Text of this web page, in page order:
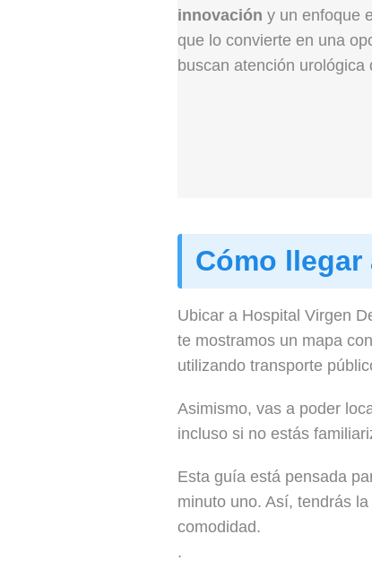
innovación y un enfoque
que lo convierte en una
buscan atención urológica
Cómo llegar
Ubicar a Hospital Virgen
te mostramos un mapa
utilizando transporte
Asimismo, vas a poder
incluso si no estás
Esta guía está pensada
minuto uno. Así, tendrás
comodidad.
.